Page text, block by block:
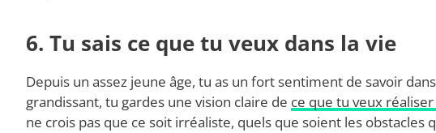
6. Tu sais ce que tu veux dans la vie
Depuis un assez jeune âge, tu as un fort sentiment de savoir
grandissant, tu gardes une vision claire de ce que tu veux réaliser
ne crois pas que ce soit irréaliste, quels que soient les obstacles